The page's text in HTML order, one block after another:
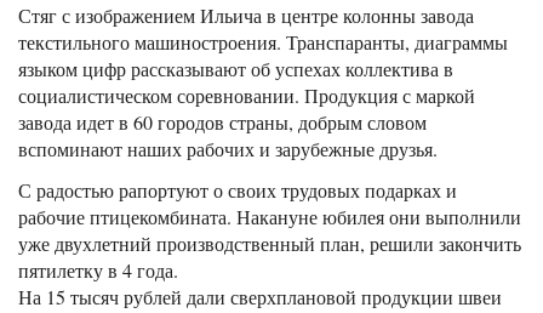
Стяг с изображением Ильича в центре колонны завода
текстильного машиностроения. Транспаранты, диаграммы
языком цифр рассказывают об успехах коллектива в
социалистическом соревновании. Продукция с маркой
завода идет в 60 городов страны, добрым словом
вспоминают наших рабочих и зарубежные друзья.
С радостью рапортуют о своих трудовых подарках и
рабочие птицекомбината. Накануне юбилея они выполнили
уже двухлетний производственный план, решили закончить
пятилетку в 4 года.
На 15 тысяч рублей дали сверхплановой продукции швеи